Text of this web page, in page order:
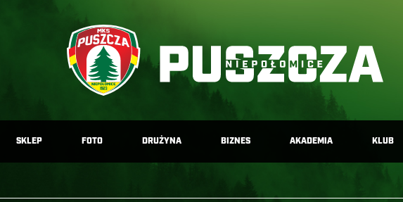
SKLEP FOTO DRUŻYNA BIZNES AKADEMIA KLUB